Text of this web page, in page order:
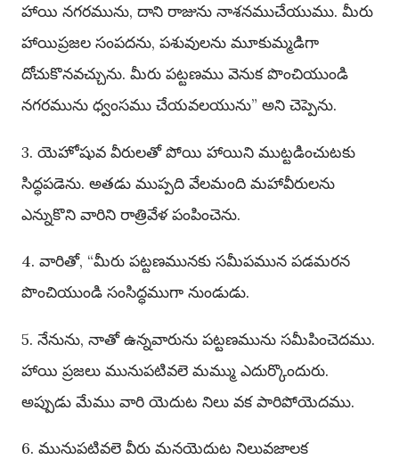
హాయి నగరమును, దాని రాజును నాశనముచేయుము. మీరు
హాయిప్రజల సంపదను, పశువులను మూకుమ్మడిగా
దోచుకొనవచ్చును. మీరు పట్టణము వెనుక పొంచియుండి
నగరమును ధ్వంసము చేయవలయును” అని చెప్పెను.
3. యెహోషువ వీరులతో పోయి హాయిని ముట్టడించుటకు
సిద్ధపడెను. అతడు ముప్పది వేలమంది మహావీరులను
ఎన్నుకొని వారిని రాత్రివేళ పంపించెను.
4. వారితో, “మీరు పట్టణమునకు సమీపమున పడమరన
పొంచియుండి సంసిద్ధముగా నుండుడు.
5. నేనును, నాతో ఉన్నవారును పట్టణమును సమీపించెదము.
హాయి ప్రజలు మునుపటివలె మమ్ము ఎదుర్కొందురు.
అప్పుడు మేము వారి యెదుట నిలు వక పారిపోయెదము.
6. మునుపటివలె వీరు మనయెదుట నిలువజాలక